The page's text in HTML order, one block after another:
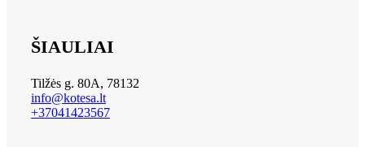
ŠIAULIAI
Tilžės g. 80A, 78132
info@kotesa.lt
+37041423567